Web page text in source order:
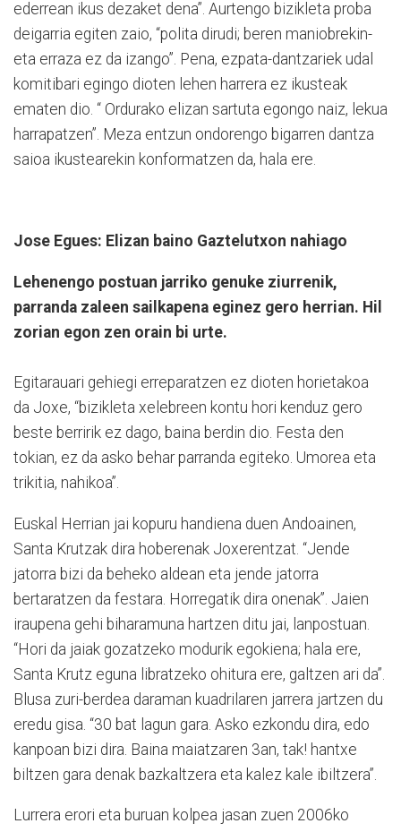
ederrean ikus dezaket dena”. Aurtengo bizikleta proba
deigarria egiten zaio, “polita dirudi; beren maniobrekin-
eta erraza ez da izango”. Pena, ezpata-dantzariek udal
komitibari egingo dioten lehen harrera ez ikusteak
ematen dio. “ Ordurako elizan sartuta egongo naiz, lekua
harrapatzen”. Meza entzun ondorengo bigarren dantza
saioa ikustearekin konformatzen da, hala ere.
Jose Egues: Elizan baino Gaztelutxon nahiago
Lehenengo postuan jarriko genuke ziurrenik,
parranda zaleen sailkapena eginez gero herrian. Hil
zorian egon zen orain bi urte.
Egitarauari gehiegi erreparatzen ez dioten horietakoa
da Joxe, “bizikleta xelebreen kontu hori kenduz gero
beste berririk ez dago, baina berdin dio. Festa den
tokian, ez da asko behar parranda egiteko. Umorea eta
trikitia, nahikoa”.
Euskal Herrian jai kopuru handiena duen Andoainen,
Santa Krutzak dira hoberenak Joxerentzat. “Jende
jatorra bizi da beheko aldean eta jende jatorra
bertaratzen da festara. Horregatik dira onenak”. Jaien
iraupena gehi biharamuna hartzen ditu jai, lanpostuan.
“Hori da jaiak gozatzeko modurik egokiena; hala ere,
Santa Krutz eguna libratzeko ohitura ere, galtzen ari da”.
Blusa zuri-berdea daraman kuadrilaren jarrera jartzen du
eredu gisa. “30 bat lagun gara. Asko ezkondu dira, edo
kanpoan bizi dira. Baina maiatzaren 3an, tak! hantxe
biltzen gara denak bazkaltzera eta kalez kale ibiltzera”.
Lurrera erori eta buruan kolpea jasan zuen 2006ko